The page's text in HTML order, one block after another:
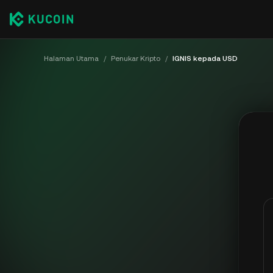
Halaman Utama / Penukar Kripto / IGNIS kepada USD